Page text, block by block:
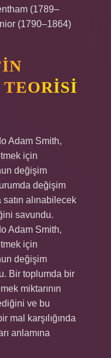
(1789–
(1790–1864)
TEORISI
Adam Smith,
için
değişim
değişim
satın alınabilecek
savundu.
Adam Smith,
için
değişim
Bir toplumda bir
miktarının
ve bu
mal karşılığında
anlamına